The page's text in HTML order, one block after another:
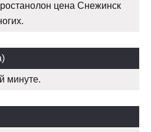
цена Снежинск
минуте.